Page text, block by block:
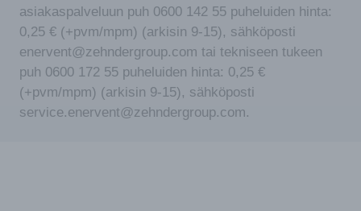
asiakaspalveluun puh 0600 142 55 puheluiden hinta:
0,25 € (+pvm/mpm) (arkisin 9-15), sähköposti
enervent@zehndergroup.com tai tekniseen tukeen
puh 0600 172 55 puheluiden hinta: 0,25 €
(+pvm/mpm) (arkisin 9-15), sähköposti
service.enervent@zehndergroup.com.